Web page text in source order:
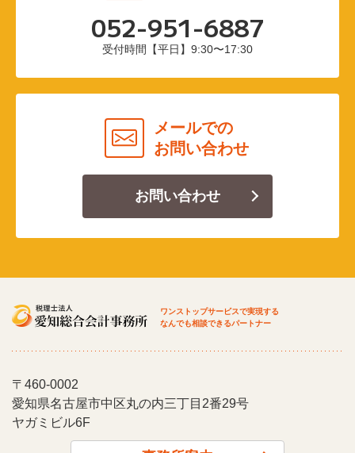
052-951-6887
受付時間【平日】9:30〜17:30
メールでの
お問い合わせ
お問い合わせ
ワンストップサービスで実現する
なんでも相談できるパートナー
〒460-0002
愛知県名古屋市中区丸の内三丁目2番29号
ヤガミビル6F